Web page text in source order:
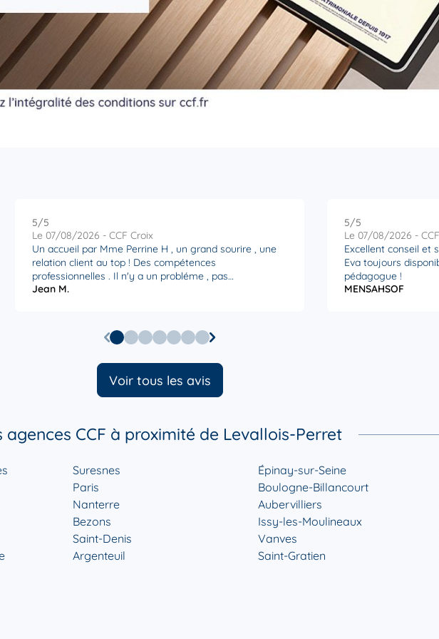
plus
5/5
Le 07/08/2026 - CCF Croix
Un accueil par Mme Perrine H , un grand sourire , une
relation client au top ! Des compétences
professionnelles . Il n'y a un probléme , pas
d'inquiétudes je vais vous trouver la solution . Ensuite
des explications simples (à la portée de tous )et surtout
rassurantes . Enfin une banque humaine ! . j ai enfin
Jean M.
5/5
Le 07/08/2026 -
Excellent conseil et
Eva toujours
pédagogue !
MENSAHSOF
Voir tous les avis
agences CCF à proximité de Levallois-Perret
Suresnes
Paris
Nanterre
Bezons
Saint-Denis
Argenteuil
Épinay-sur-Seine
Boulogne-Billancourt
Aubervilliers
Issy-les-Moulineaux
Vanves
Saint-Gratien